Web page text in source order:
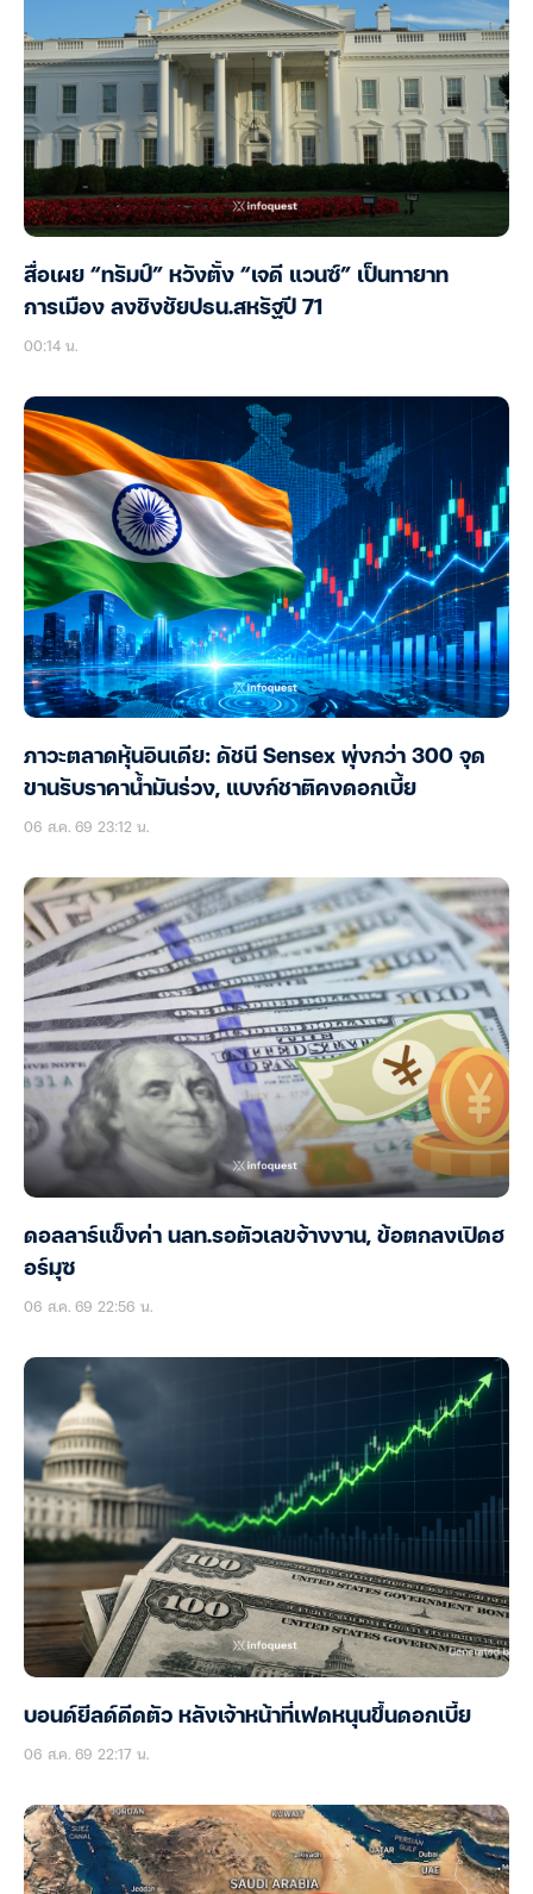
สื่อเผย “ทรัมป์” หวังตั้ง “เจดี แวนซ์” เป็นทายาท
การเมือง ลงชิงชัยปธน.สหรัฐปี 71
00:14 น.
ภาวะตลาดหุ้นอินเดีย: ดัชนี Sensex พุ่งกว่า 300 จุด
ขานรับราคาน้ำมันร่วง, แบงก์ชาติคงดอกเบี้ย
06 ส.ค. 69 23:12 น.
ดอลลาร์แข็งค่า นลท.รอตัวเลขจ้างงาน, ข้อตกลงเปิดฮ
อร์มุซ
06 ส.ค. 69 22:56 น.
บอนด์ยีลด์ดีดตัว หลังเจ้าหน้าที่เฟดหนุนขึ้นดอกเบี้ย
06 ส.ค. 69 22:17 น.